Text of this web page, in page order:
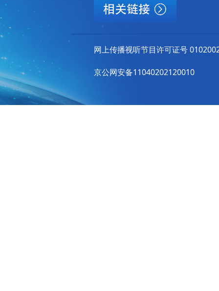
网上传播视听节目许可证号
京公网安备11040202120010